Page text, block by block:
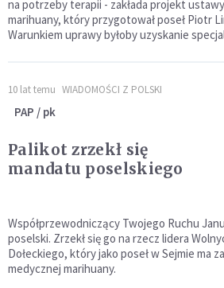
na potrzeby terapii - zakłada projekt
marihuany, który przygotował poseł Piotr
Warunkiem uprawy byłoby uzyskanie
10 lat temu WIADOMOŚCI Z POLSKI
PAP / pk
Palikot zrzekł się
mandatu poselskiego
Współprzewodniczący Twojego Ruchu
poselski. Zrzekł się go na rzecz lidera
Dołeckiego, który jako poseł w Sejmie ma
medycznej marihuany.